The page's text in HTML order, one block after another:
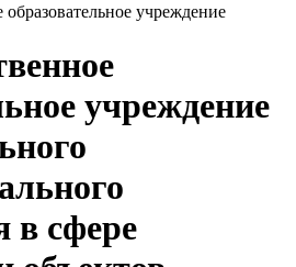
образовательное учреждение
учреждение
в сфере